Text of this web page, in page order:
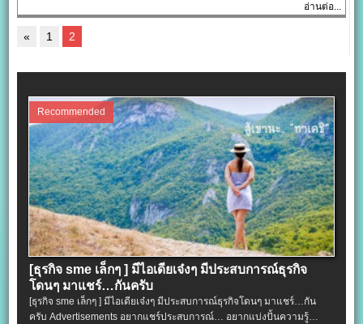
อ่านต่อ...
« 1 2
Recommended
[ธุรกิจ sme เล็กๆ ] มีไอเดียเจ๋งๆ มีประสบการณ์ธุรกิจ
โดนๆ มาแชร์…กันครับ
[ธุรกิจ sme เล็กๆ ] มีไอเดียเจ๋งๆ มีประสบการณ์ธุรกิจโดนๆ มาแชร์…กัน
ครับ Advertisements อยากแชร์ประสบการณ์… อยากแบ่งปั้นความรู้…